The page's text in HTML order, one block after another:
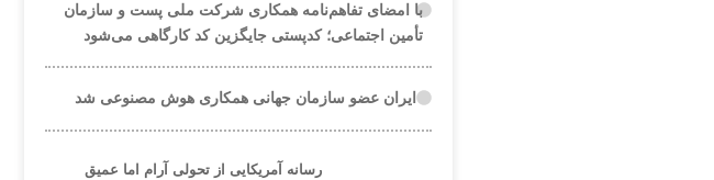
با امضای تفاهم‌نامه همکاری شرکت ملی پست و سازمان
تأمین اجتماعی؛ کدپستی جایگزین کد کارگاهی می‌شود
ایران عضو سازمان جهانی همکاری هوش مصنوعی شد
رسانه آمریکایی از تحولی آرام اما عمیق